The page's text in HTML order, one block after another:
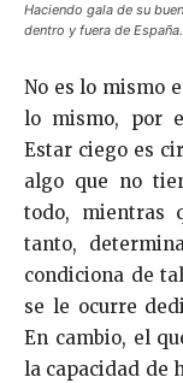
Haciendo gala de su
dentro y fuera de España.
No es lo mismo
lo mismo, por
Estar ciego es
algo que no
todo, mientras
tanto,
condiciona de
se le ocurre
En cambio, el
la capacidad de